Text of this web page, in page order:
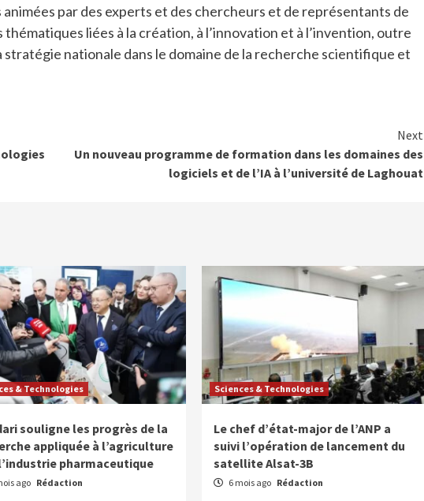
par des experts et des chercheurs et de représentants de
liées à la création, à l’innovation et à l’invention, outre
stratégie nationale dans le domaine de la recherche scientifique et
Next
Un nouveau programme de formation dans les domaines des
logiciels et de l’IA à l’université de Laghouat
& Technologies
souligne les progrès de la
appliquée à l’agriculture
pharmaceutique
ago Rédaction
Sciences & Technologies
Le chef d’état-major de l’ANP a
suivi l’opération de lancement du
satellite Alsat-3B
6 mois ago Rédaction